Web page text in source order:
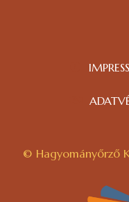
© Hagyományőrző